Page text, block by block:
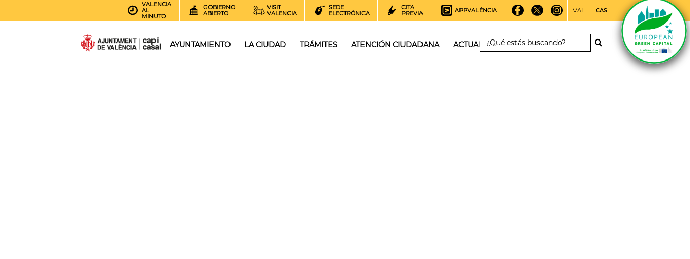
VALENCIA
AL
MINUTO
GOBIERNO
ABIERTO
VISIT
VALENCIA
SEDE
ELECTRÓNICA
CITA
PREVIA
APPVALÈNCIA VAL CAS
AYUNTAMIENTO LA CIUDAD TRÁMITES ATENCIÓN CIUDADANA ACTUALIDAD